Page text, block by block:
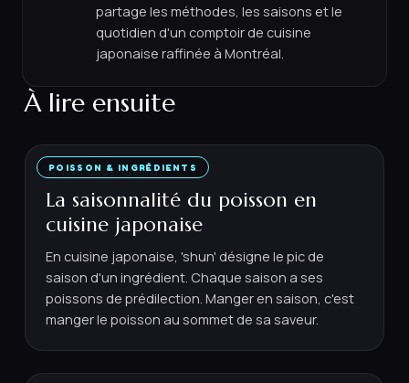
partage les méthodes, les saisons et le
quotidien d'un comptoir de cuisine
japonaise raffinée à Montréal.
À lire ensuite
POISSON & INGRÉDIENTS
14 MAI 2026 · 6 MIN
La saisonnalité du poisson en
cuisine japonaise
En cuisine japonaise, 'shun' désigne le pic de
saison d'un ingrédient. Chaque saison a ses
poissons de prédilection. Manger en saison, c'est
manger le poisson au sommet de sa saveur.